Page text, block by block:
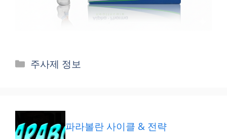
카
주사제 정보
파라볼란 사이클 & 전략